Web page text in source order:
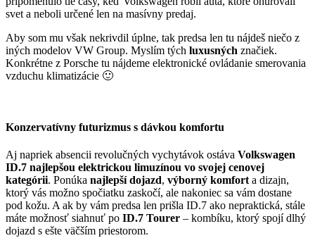
svet a neboli určené len na masívny predaj.
Aby som mu však nekrivdil úplne, tak predsa len tu nájdeš niečo z
iných modelov VW Group. Myslím tých luxusných značiek.
Konkrétne z Porsche tu nájdeme elektronické ovládanie smerovania
vzduchu klimatizácie 🙂
Konzervatívny futurizmus s dávkou komfortu
Aj napriek absencii revolučných vychytávok ostáva Volkswagen
ID.7 najlepšou elektrickou limuzínou vo svojej cenovej
kategórii. Ponúka najlepší dojazd, výborný komfort a dizajn,
ktorý vás možno spočiatku zaskočí, ale nakoniec sa vám dostane
pod kožu. A ak by vám predsa len prišla ID.7 ako nepraktická, stále
máte možnosť siahnuť po ID.7 Tourer – kombíku, ktorý spojí dlhý
dojazd s ešte väčším priestorom.